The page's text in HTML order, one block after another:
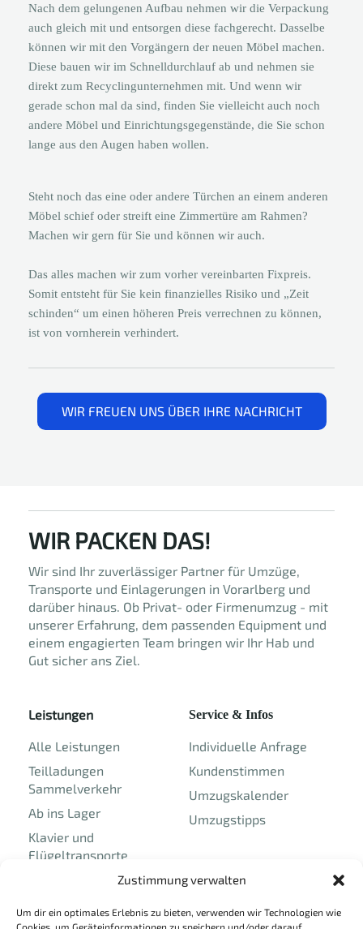
Zustimmung verwalten
Um dir ein optimales Erlebnis zu bieten, verwenden wir Technologien wie
Cookies, um Geräteinformationen zu speichern und/oder darauf
Nach dem gelungenen Aufbau nehmen wir die Verpackung
auch gleich mit und entsorgen diese fachgerecht. Dasselbe
können wir mit den Vorgängern der neuen Möbel machen.
Diese bauen wir im Schnelldurchlauf ab und nehmen sie
direkt zum Recyclingunternehmen mit. Und wenn wir
gerade schon mal da sind, finden Sie vielleicht auch noch
andere Möbel und Einrichtungsgegenstände, die Sie schon
lange aus den Augen haben wollen.
Steht noch das eine oder andere Türchen an einem anderen
Möbel schief oder streift eine Zimmertüre am Rahmen?
Machen wir gern für Sie und können wir auch.
Das alles machen wir zum vorher vereinbarten Fixpreis.
Somit entsteht für Sie kein finanzielles Risiko und „Zeit
schinden“ um einen höheren Preis verrechnen zu können,
ist von vornherein verhindert.
WIR FREUEN UNS ÜBER IHRE NACHRICHT
WIR PACKEN DAS!
Wir sind Ihr zuverlässiger Partner für Umzüge,
Transporte und Einlagerungen in Vorarlberg und
darüber hinaus. Ob Privat- oder Firmenumzug - mit
unserer Erfahrung, dem passenden Equipment und
einem engagierten Team bringen wir Ihr Hab und
Gut sicher ans Ziel.
Leistungen
Alle Leistungen
Teilladungen
Sammelverkehr
Ab ins Lager
Klavier und
Flügeltransporte
Umzüge und Transporte
Liechtenstein
Service & Infos
Individuelle Anfrage
Kundenstimmen
Umzugskalender
Umzugstipps